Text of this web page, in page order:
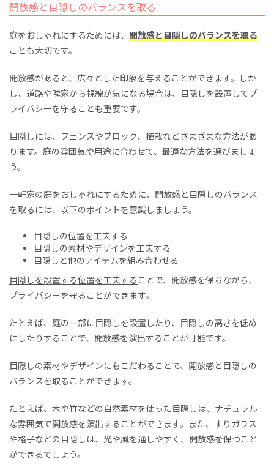
開放感と目隠しのバランスを取る
庭をおしゃれにするためには、 開放感と目隠しのバランスを取る
ことも大切です。
開放感があると、広々とした印象を与えることができます。しか
し、道路や隣家から視線が気になる場合は、目隠しを設置してプ
ライバシーを守ることも重要です。
目隠しには、フェンスやブロック、植栽などさまざまな方法があ
ります。庭の雰囲気や用途に合わせて、最適な方法を選びましょ
う。
一軒家の庭をおしゃれにするために、開放感と目隠しのバランス
を取るには、以下のポイントを意識しましょう。
目隠しの位置を工夫する
目隠しの素材やデザインを工夫する
目隠しと他のアイテムを組み合わせる
目隠しを設置する位置を工夫する ことで、開放感を保ちながら、
プライバシーを守ることができます。
たとえば、庭の一部に目隠しを設置したり、目隠しの高さを低め
にしたりすることで、開放感を演出することが可能です。
目隠しの素材やデザインにもこだわる ことで、開放感と目隠しの
バランスを取ることができます。
たとえば、木や竹などの自然素材を使った目隠しは、ナチュラル
な雰囲気で開放感を演出することができます。また、すりガラス
や格子などの目隠しは、光や風を通しやすく、開放感を保つこと
ができるでしょう。